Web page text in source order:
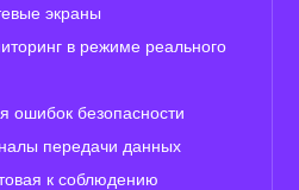
экраны
в режиме реального
ошибок безопасности
передачи данных
к соблюдению